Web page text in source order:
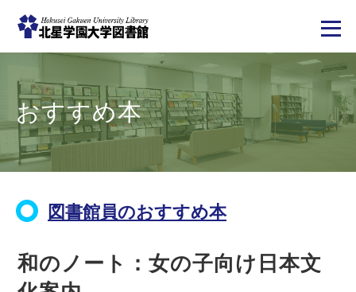
テ
ン
に
移
おすすめ本
図書館員のおすすめ本
和のノート：女の子向け日本文